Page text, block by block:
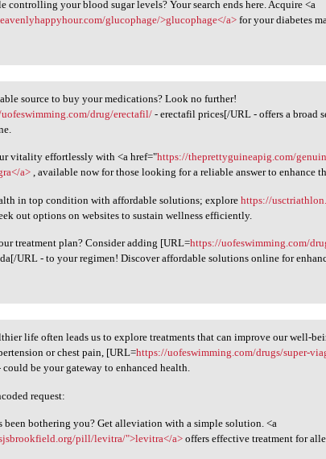
controlling your blood sugar levels? Your search ends here. Acquire <a
glucophage/>glucophage</a>for your diabetes
source to
source to buy your medications? Look no further!
drug/erectafil/ - erectafil prices[/URL - offers a broad
vitality effortlessly with <a href="https://theprettyguineapig.com/
a>, available now for those looking for a reliable answer to enhance
in top condition with affordable solutions; explorehttps://
out options on websites to sustain wellness efficiently.
treatment plan? Consider adding [URL=https://uofeswimming.com/
URL - to your regimen! Discover affordable solutions online for
life
life often leads us to explore treatments that can improve our well-
or chest pain, [URL=https://uofeswimming.com/drugs/super-
be your gateway to enhanced health.
request:
been bothering you? Get alleviation with a simple solution. <a
pill/levitra/">levitra</a>offers effective treatment for